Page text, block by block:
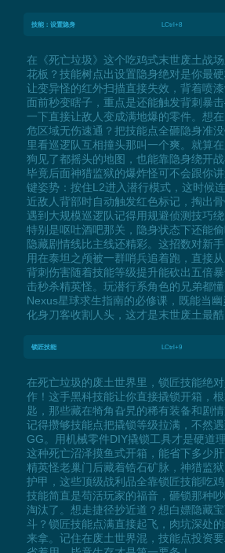
技能：设置隐身 LCtrl+8
在《死亡垃圾》这个吃鸡式末世废土战
花板？技能树点出设置隐身绝对是你最
让变异怪的红外扫描直接失效，背着喷
面前秒变瞎子，重点是还能触发背刺暴
一下直接让敌人变成满地爆的零件。想
危区域无伤速通？把技能点全砸隐身准
里看巡逻队互相撞头那叫一个爽。就算
狗见了都摇头的地图，也能靠隐身绕开战
毕竟后面神猎监狱的爆炸怪可不会跟你
键姿势：按住L2进入潜行模式，这时候
近敌人背部时自动触发红色标记，掏出骨
遇到大规模巡逻队记得用规避侦测技巧绕
特别是呕吐酒吧那关，隐身状态下还能
隐藏剧情线比主线还精彩。这招数对新
用在泰坦之颅被一群哨兵追着跑，直接从
背刺伤害随着技能等级提升能砍出五倍
击秒杀精英怪。玩潜行系角色的兄弟都
Nexus星球求生指南的必修课，既能当
化身刀客收割人头，这才是末世废土最酷
锁匠技能 LCtrl+9
在死亡垃圾的废土世界里，锁匠技能绝
作！这手黑科技能让你直接撬锁开箱，
匙，那些藏在犄角旮旯的稀有装备和剧情
记得攒够技能点把撬锁等级拉满，不然
GG。用机械零件DIY撬锁工具才是硬道
这种死亡沼泽摸鱼式开箱，能省下多少
精英怪老巢门后藏着锆石矿脉，神猎监
护甲，这些顶级战利品全靠锁匠技能吃
技能简直是苟活玩家的福音，砸锁那种
淘汰了。想走捷径抄近道？想白嫖隐藏
斗？锁匠技能点满直接起飞，肉坑深处
来拿。记住在废土世界混，技能点投资